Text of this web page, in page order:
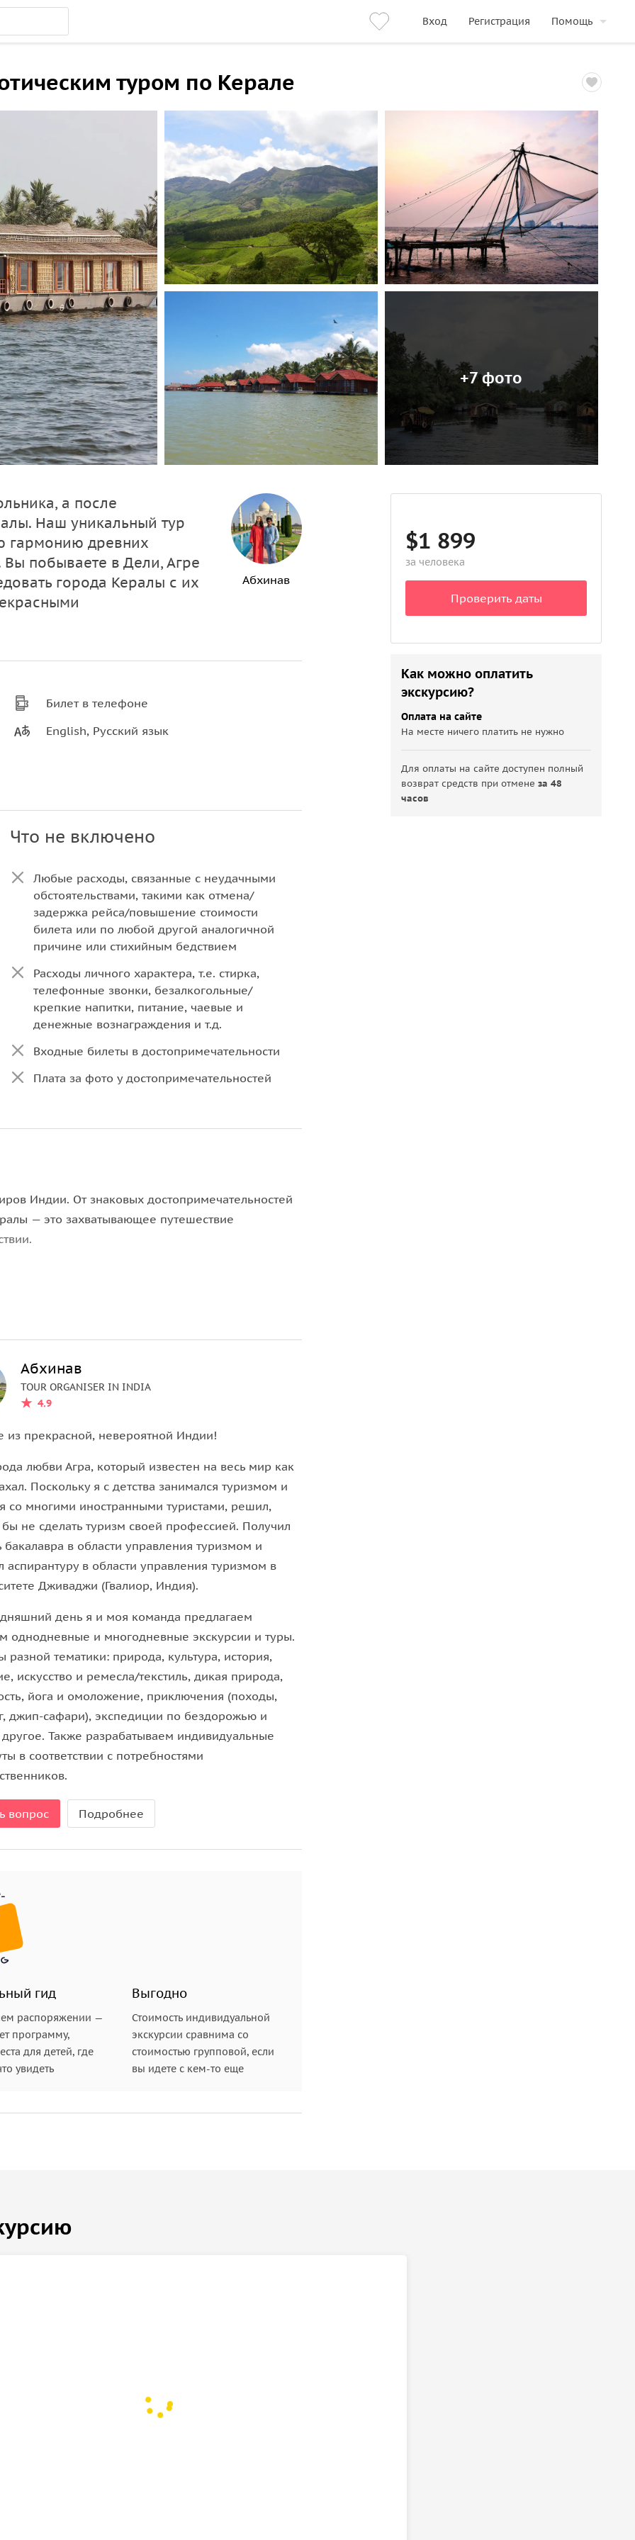
Вход Регистрация Помощь
туром по Керале
+7 фото
а после
Наш уникальный тур
гармонию древних
побываете в Дели, Агре
города Кералы с их
Абхинав
Билет в телефоне
English, Русский язык
Что не включено
Любые расходы, связанные с неудачными
обстоятельствами, такими как отмена/
задержка рейса/повышение стоимости
билета или по любой другой аналогичной
причине или стихийным бедствием
Расходы личного характера, т.е. стирка,
телефонные звонки, безалкогольные/
крепкие напитки, питание, чаевые и
денежные вознаграждения и т.д.
Входные билеты в достопримечательности
Плата за фото у достопримечательностей
Все, что не упомянуто выше в разделе «Что
года/Рождества
Индии. От знаковых достопримечательностей
— это захватывающее путешествие
треугольнику Индии. Вы побываете в трех
сувениры для своих близких.
в штат Керала, где посетим несколько городов.
на чайных плантациях и лучших пляжах.
личности с фотографией.
Абхинав
TOUR ORGANISER IN INDIA
4.9
из прекрасной, невероятной Индии!
любви Агра, который известен на весь мир как
Поскольку я с детства занимался туризмом и
со многими иностранными туристами, решил,
не сделать туризм своей профессией. Получил
бакалавра в области управления туризмом и
аспирантуру в области управления туризмом в
Дживаджи (Гвалиор, Индия).
день я и моя команда предлагаем
однодневные и многодневные экскурсии и туры.
разной тематики: природа, культура, история,
искусство и ремесла/текстиль, дикая природа,
йога и омоложение, приключения (походы,
джип-сафари), экспедиции по бездорожью и
Также разрабатываем индивидуальные
в соответствии с потребностями
вопрос Подробнее
гид
распоряжении —
программу,
для детей, где
увидеть
Выгодно
Стоимость индивидуальной
экскурсии сравнима со
стоимостью групповой, если
вы идете с кем-то еще
$1 899
за человека
Проверить даты
Как можно оплатить
экскурсию?
Оплата на сайте
На месте ничего платить не нужно
Для оплаты на сайте доступен полный
возврат средств при отменеза 48
часов